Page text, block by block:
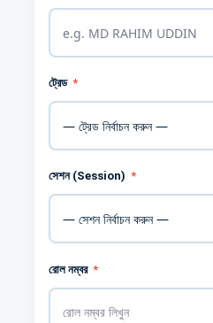
ট্রেড *
সেশন (Session) *
রোল নম্বর *